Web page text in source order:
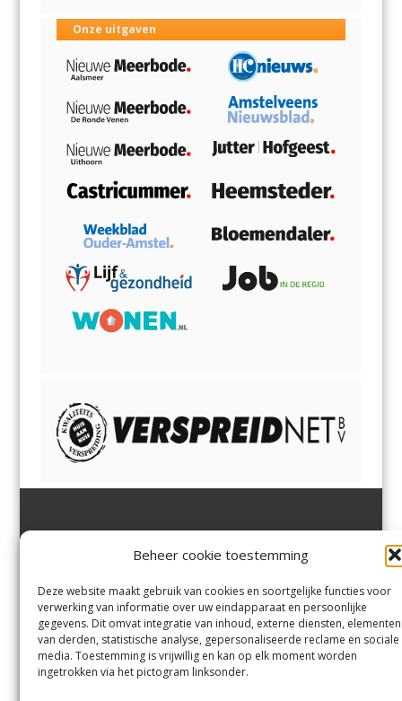
Beheer cookie toestemming
Deze website maakt gebruik van cookies en soortgelijke functies voor
verwerking van informatie over uw eindapparaat en persoonlijke
gegevens. Dit omvat integratie van inhoud, externe diensten, elementen
van derden, statistische analyse, gepersonaliseerde reclame en sociale
media. Toestemming is vrijwillig en kan op elk moment worden
ingetrokken via het pictogram linksonder.
Onze uitgaven
Margadantstraat 34
0255-533900
info@jutter.nlofinfo@hofgee
st.nl
Velserbroek,Velsen-Zuid,
Zuid,Driehuisen
Spaarnwoude.
Contact
Andere uitgaven